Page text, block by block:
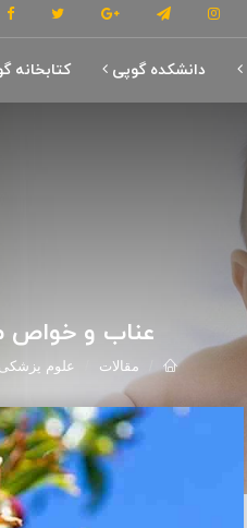
دانشکده گوپی کتابخانه
عناب و خواص
مقالات علوم پزشکی